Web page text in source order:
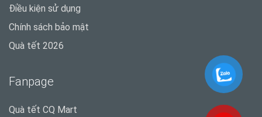
Điều kiện sử dụng
Chính sách bảo mật
Quà tết 2026
Fanpage
Quà tết CQ Mart